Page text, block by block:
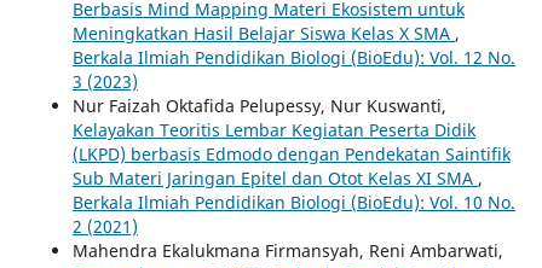
Berbasis Mind Mapping Materi Ekosistem untuk
Meningkatkan Hasil Belajar Siswa Kelas X SMA ,
Berkala Ilmiah Pendidikan Biologi (BioEdu): Vol. 12 No.
3 (2023)
Nur Faizah Oktafida Pelupessy, Nur Kuswanti,
Kelayakan Teoritis Lembar Kegiatan Peserta Didik
(LKPD) berbasis Edmodo dengan Pendekatan Saintifik
Sub Materi Jaringan Epitel dan Otot Kelas XI SMA ,
Berkala Ilmiah Pendidikan Biologi (BioEdu): Vol. 10 No.
2 (2021)
Mahendra Ekalukmana Firmansyah, Reni Ambarwati,